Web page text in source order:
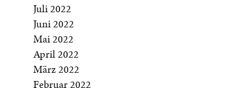
Juli 2022
Juni 2022
Mai 2022
April 2022
März 2022
Februar 2022